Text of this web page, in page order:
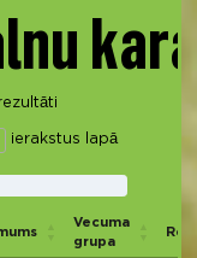
ierakstus lapā
Vecuma
grupa